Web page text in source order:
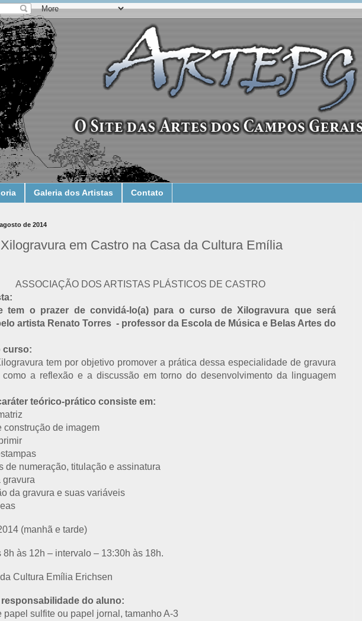
Galeria dos Artistas Contato
de 2014
em Castro na Casa da Cultura Emília
ASSOCIAÇÃO DOS ARTISTAS PLÁSTICOS DE CASTRO
tem o prazer de convidá-lo(a) para o curso de Xilogravura que será
artista Renato Torres - professor da Escola de Música e Belas Artes do
curso:
tem por objetivo promover a prática dessa especialidade de gravura
a reflexão e a discussão em torno do desenvolvimento da linguagem
teórico-prático consiste em:
construção de imagem
de numeração, titulação e assinatura
gravura
da gravura e suas variáveis
(manhã e tarde)
8h às 12h – intervalo – 13:30h às 18h.
Cultura Emília Erichsen
responsabilidade do aluno:
papel sulfite ou papel jornal, tamanho A-3